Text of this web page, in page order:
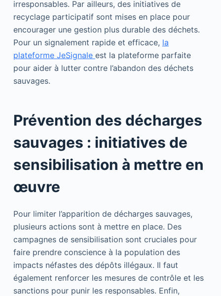
irresponsables. Par ailleurs, des initiatives de
recyclage participatif sont mises en place pour
encourager une gestion plus durable des déchets.
Pour un signalement rapide et efficace, la
plateforme JeSignale est la plateforme parfaite
pour aider à lutter contre l’abandon des déchets
sauvages.
Prévention des décharges
sauvages : initiatives de
sensibilisation à mettre en
œuvre
Pour limiter l’apparition de décharges sauvages,
plusieurs actions sont à mettre en place. Des
campagnes de sensibilisation sont cruciales pour
faire prendre conscience à la population des
impacts néfastes des dépôts illégaux. Il faut
également renforcer les mesures de contrôle et les
sanctions pour punir les responsables. Enfin,